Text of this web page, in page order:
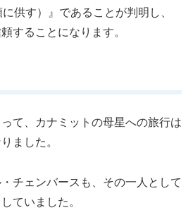
に供す）』であることが判明し、
することになります。
て、カナミットの母星への旅行は
ました。
チェンバースも、その一人として
ていました。